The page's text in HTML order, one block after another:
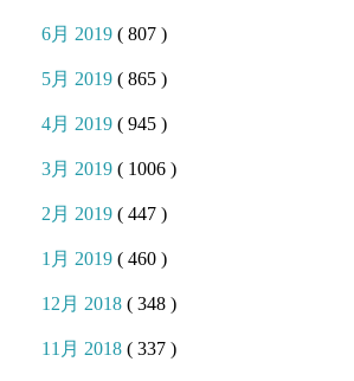
6月 2019( 807 )
5月 2019( 865 )
4月 2019( 945 )
3月 2019( 1006 )
2月 2019( 447 )
1月 2019( 460 )
12月 2018( 348 )
11月 2018( 337 )